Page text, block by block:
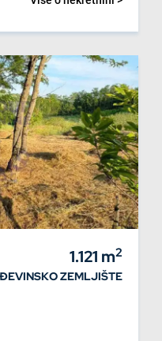
1.121 m2
ZEMLJIŠTE